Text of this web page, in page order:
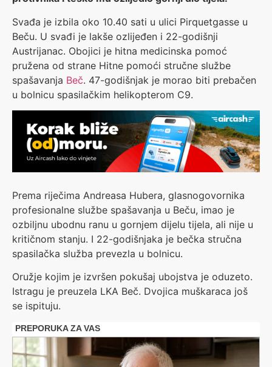
Svađa je izbila oko 10.40 sati u ulici Pirquetgasse u
Beču. U svađi je lakše ozlijeđen i 22-godišnji
Austrijanac. Obojici je hitna medicinska pomoć
pružena od strane Hitne pomoći stručne službe
spašavanja Beč. 47-godišnjak je morao biti prebačen
u bolnicu spasilačkim helikopterom C9.
Prema riječima Andreasa Hubera, glasnogovornika
profesionalne službe spašavanja u Beču, imao je
ozbiljnu ubodnu ranu u gornjem dijelu tijela, ali nije u
kritičnom stanju. I 22-godišnjaka je bečka stručna
spasilačka služba prevezla u bolnicu.
Oružje kojim je izvršen pokušaj ubojstva je oduzeto.
Istragu je preuzela LKA Beč. Dvojica muškaraca još
se ispituju.